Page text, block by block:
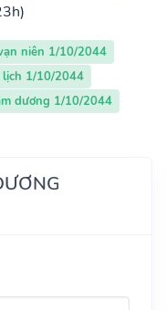
niên 1/10/2044
lịch 1/10/2044
dương 1/10/2044